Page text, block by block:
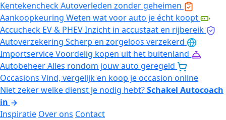
KentekencheckAutoverleden zonder geheimen
Aankoopkeuring Weten wat voor auto je écht koopt
Accucheck EV & PHEVInzicht in accustaat en rijbereik
Autoverzekering Scherp en zorgeloos verzekerd
ImportserviceVoordelig kopen uit het buitenland
AutobeheerAlles rondom jouw auto geregeld
Occasions Vind, vergelijk en koop je occasion online
Niet zeker welke dienst je nodig hebt?Schakel Autocoach
in
Inspiratie Over ons Contact